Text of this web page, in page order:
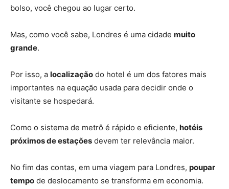
bolso, você chegou ao lugar certo.
Mas, como você sabe, Londres é uma cidade muito
grande.
Por isso, a localização do hotel é um dos fatores mais
importantes na equação usada para decidir onde o
visitante se hospedará.
Como o sistema de metrô é rápido e eficiente, hotéis
próximos de estações devem ter relevância maior.
No fim das contas, em uma viagem para Londres, poupar
tempo de deslocamento se transforma em economia.